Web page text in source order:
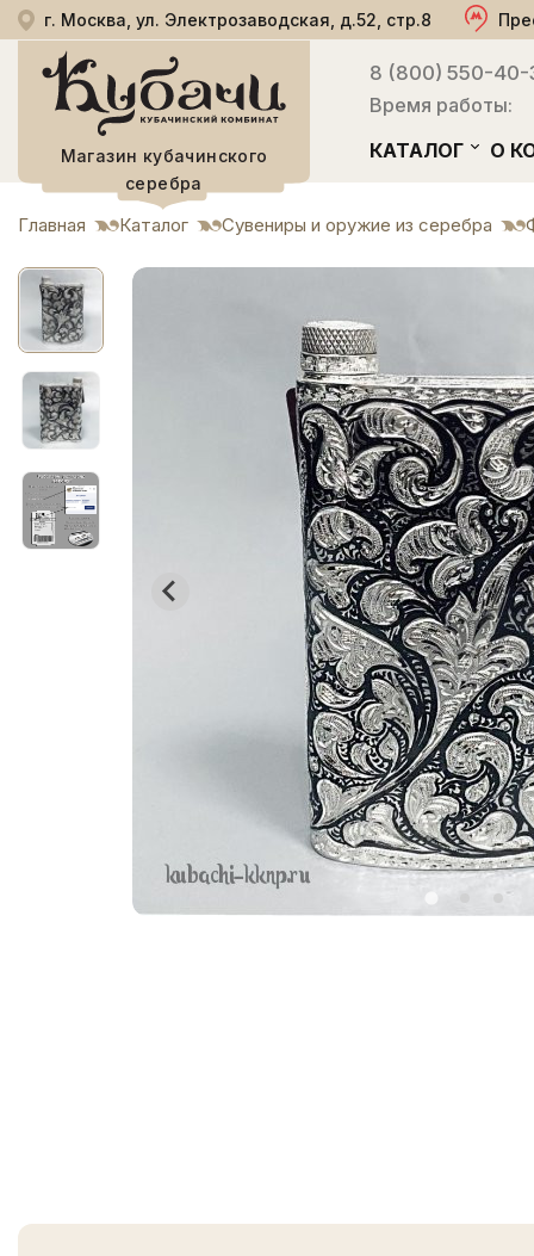
г. Москва, ул. Электрозаводская, д.52, стр.8
Магазин кубачинского
серебра
8 (800) 550-40-
Время работы:
КАТАЛОГ О
Главная Каталог Сувениры и оружие из серебра